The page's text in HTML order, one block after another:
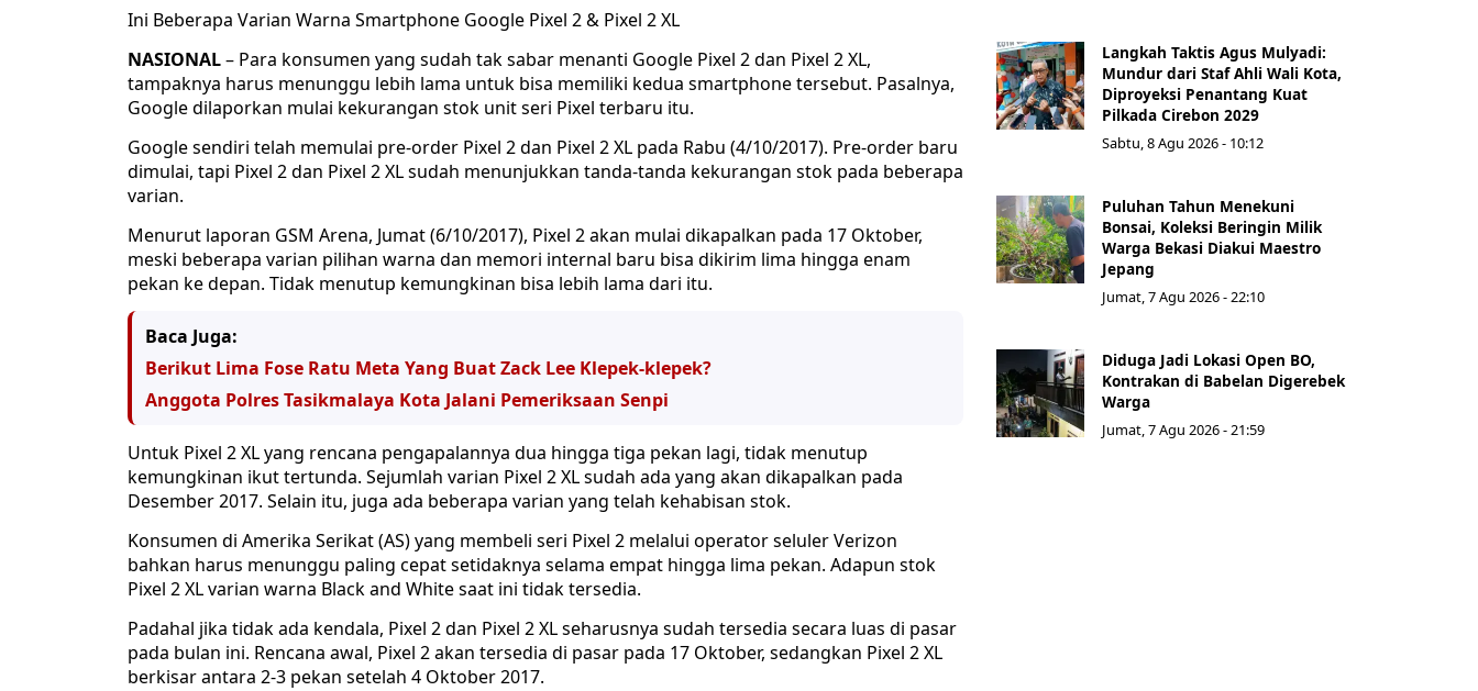
Ini Beberapa Varian Warna Smartphone Google Pixel 2 & Pixel 2 XL
NASIONAL– Para konsumen yang sudah tak sabar menanti Google Pixel 2 dan Pixel 2 XL,
tampaknya harus menunggu lebih lama untuk bisa memiliki kedua smartphone tersebut. Pasalnya,
Google dilaporkan mulai kekurangan stok unit seri Pixel terbaru itu.
Google sendiri telah memulai pre-order Pixel 2 dan Pixel 2 XL pada Rabu (4/10/2017). Pre-order baru
dimulai, tapi Pixel 2 dan Pixel 2 XL sudah menunjukkan tanda-tanda kekurangan stok pada beberapa
varian.
Menurut laporan GSM Arena, Jumat (6/10/2017), Pixel 2 akan mulai dikapalkan pada 17 Oktober,
meski beberapa varian pilihan warna dan memori internal baru bisa dikirim lima hingga enam
pekan ke depan. Tidak menutup kemungkinan bisa lebih lama dari itu.
Baca Juga:
Berikut Lima Fose Ratu Meta Yang Buat Zack Lee Klepek-klepek?
Anggota Polres Tasikmalaya Kota Jalani Pemeriksaan Senpi
Untuk Pixel 2 XL yang rencana pengapalannya dua hingga tiga pekan lagi, tidak menutup
kemungkinan ikut tertunda. Sejumlah varian Pixel 2 XL sudah ada yang akan dikapalkan pada
Desember 2017. Selain itu, juga ada beberapa varian yang telah kehabisan stok.
Konsumen di Amerika Serikat (AS) yang membeli seri Pixel 2 melalui operator seluler Verizon
bahkan harus menunggu paling cepat setidaknya selama empat hingga lima pekan. Adapun stok
Pixel 2 XL varian warna Black and White saat ini tidak tersedia.
Padahal jika tidak ada kendala, Pixel 2 dan Pixel 2 XL seharusnya sudah tersedia secara luas di pasar
pada bulan ini. Rencana awal, Pixel 2 akan tersedia di pasar pada 17 Oktober, sedangkan Pixel 2 XL
berkisar antara 2-3 pekan setelah 4 Oktober 2017.
Langkah Taktis Agus Mulyadi:
Mundur dari Staf Ahli Wali Kota,
Diproyeksi Penantang Kuat
Pilkada Cirebon 2029
Sabtu, 8 Agu 2026 - 10:12
Puluhan Tahun Menekuni
Bonsai, Koleksi Beringin Milik
Warga Bekasi Diakui Maestro
Jepang
Jumat, 7 Agu 2026 - 22:10
Diduga Jadi Lokasi Open BO,
Kontrakan di Babelan Digerebek
Warga
Jumat, 7 Agu 2026 - 21:59